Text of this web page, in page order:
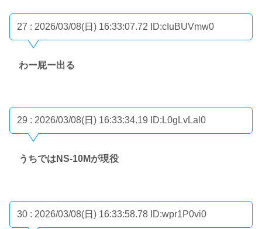
27 : 2026/03/08(日) 16:33:07.72 ID:cIuBUVmw0
わー屁ー出る
29 : 2026/03/08(日) 16:33:34.19 ID:L0gLvLal0
うちではNS-10Mが現役
30 : 2026/03/08(日) 16:33:58.78 ID:wpr1P0vi0